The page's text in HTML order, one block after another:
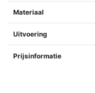
Materiaal
Uitvoering
Prijsinformatie